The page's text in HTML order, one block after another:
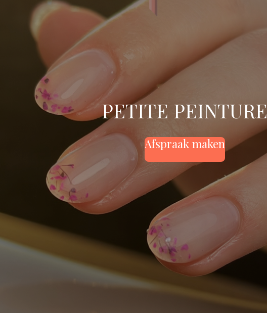
PETITE PEINTURE
Afspraak maken